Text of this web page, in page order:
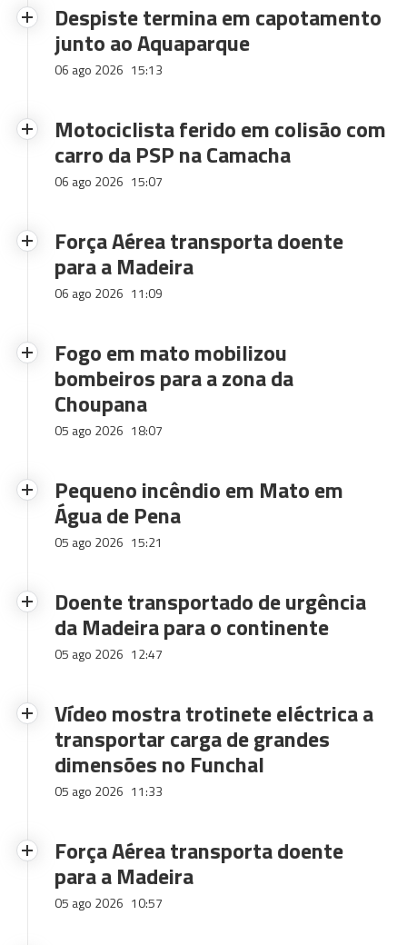
Despiste termina em capotamento
junto ao Aquaparque
06 ago 2026 15:13
Motociclista ferido em colisão com
carro da PSP na Camacha
06 ago 2026 15:07
Força Aérea transporta doente
para a Madeira
06 ago 2026 11:09
Fogo em mato mobilizou
bombeiros para a zona da
Choupana
05 ago 2026 18:07
Pequeno incêndio em Mato em
Água de Pena
05 ago 2026 15:21
Doente transportado de urgência
da Madeira para o continente
05 ago 2026 12:47
Vídeo mostra trotinete eléctrica a
transportar carga de grandes
dimensões no Funchal
05 ago 2026 11:33
Força Aérea transporta doente
para a Madeira
05 ago 2026 10:57